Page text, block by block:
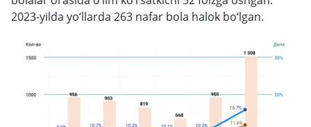
2023-yilda yo‘llarda 263 nafar bola halok bo‘lgan.